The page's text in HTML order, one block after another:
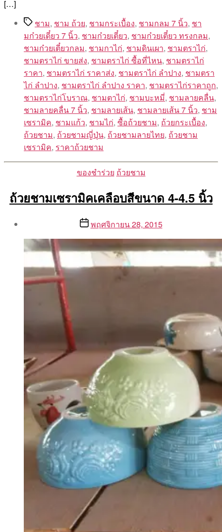
[…]
Tagsชาม, ชาม ถ้วย, ชามกระเบื้อง, ชามกลม 7 นิ้ว, ชา
มก๋วยเดี๋ยว 7 นิ้ว, ชามก๋วยเตี๋ยว, ชามก๋วยเตี๋ยว ทรงกลม,
ชามก๋วยเตี๋ยวกลม, ชามกาไก่, ชามดินเผา, ชามตราไก่,
ชามตราไก่ ขายส่ง, ชามตราไก่ ซื้อที่ไหน, ชามตราไก่
ราคา, ชามตราไก่ ราคาส่ง, ชามตราไก่ ลำปาง, ชามตรา
ไก่ ลําปาง, ชามตราไก่ ลําปาง ราคา, ชามตราไก่ราคาถูก,
ชามตราไก่โบราณ, ชามตาไก่, ชามบะหมี่, ชามลายคลื่น,
ชามลายคลื่น 7 นิ้ว, ชามลายเส้น, ชามลายเส้น 7 นิ้ว, ชาม
เซรามิค, ชามแก้ว, ชามไก่, ซื้อถ้วยชาม, ถ้วยกระเบื้อง,
ถ้วยชาม, ถ้วยชามญี่ปุ่น, ถ้วยชามลายไทย, ถ้วยชาม
เซรามิค, ราคาถ้วยชาม
Categories
ของชำร่วย ถ้วยชาม
ถ้วยชามเซรามิคเคลือบสีขนาด 4-4.5 นิ้ว
By
Aea
Postพฤศจิกายน 28, 2015